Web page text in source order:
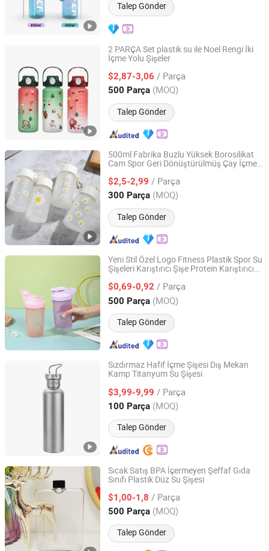
Talep Gönder
2 PARÇA Set plastik su ile Noel Rengi İki
İçme Yolu Şişeler
$2,87-3,06 / Parça
500 Parça (MOQ)
Talep Gönder
Ningbo General Union Co., Ltd.
Zhejiang, China Fiyat 2022
500ml Fabrika Buzlu Yüksek Borosilikat
Cam Spor Geri Dönüştürülmüş Çay İçme
$2,5-2,99 / Parça
300 Parça (MOQ)
Talep Gönder
Hemera (Tianjin) Technology Development Limited
Tianjin, China Fiyat 2020
Yeni Stil Özel Logo Fitness Plastik Spor Su
Şişeleri Karıştırıcı Şişe Protein Karıştırıcı
$0,69-0,92 / Parça
500 Parça (MOQ)
Talep Gönder
Changsha Chengtong Technology Co., Ltd.
Hunan, China Fiyat 2025
Sızdırmaz Hafif İçme Şişesi Dış Mekan
Kamp Titanyum Su Şişesi
$3,99-9,99 / Parça
100 Parça (MOQ)
Talep Gönder
Hefei Green Intelligent Technology Co., Ltd.
Fiyat 2018
Sıcak Satış BPA İçermeyen Şeffaf Gıda
Sınıfı Plastik Düz Su Şişesi
$1,00-1,8 / Parça
500 Parça (MOQ)
Talep Gönder
Dongguan Grace Technology Co., Ltd.
Guangdong, China Fiyat 2025